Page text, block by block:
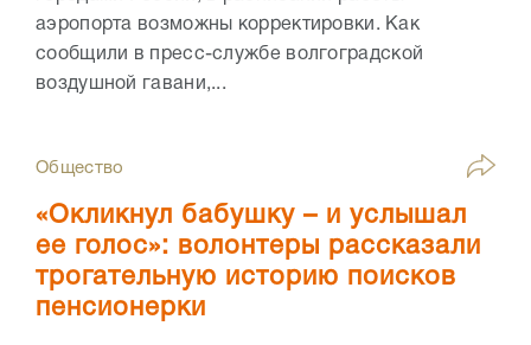
аэропорта возможны корректировки. Как
сообщили в пресс-службе волгоградской
воздушной гавани,...
Общество
«Окликнул бабушку – и услышал
ее голос»: волонтеры рассказали
трогательную историю поисков
пенсионерки